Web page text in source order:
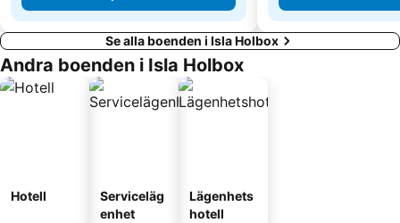
Se alla boenden i Isla Holbox
Andra boenden i Isla Holbox
Hotell
Serviceläg
enhet
Lägenhets
hotell